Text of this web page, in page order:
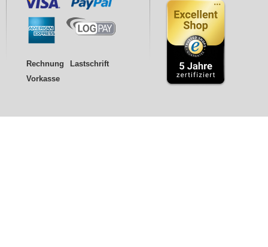
Rechnung
Lastschrift
Vorkasse